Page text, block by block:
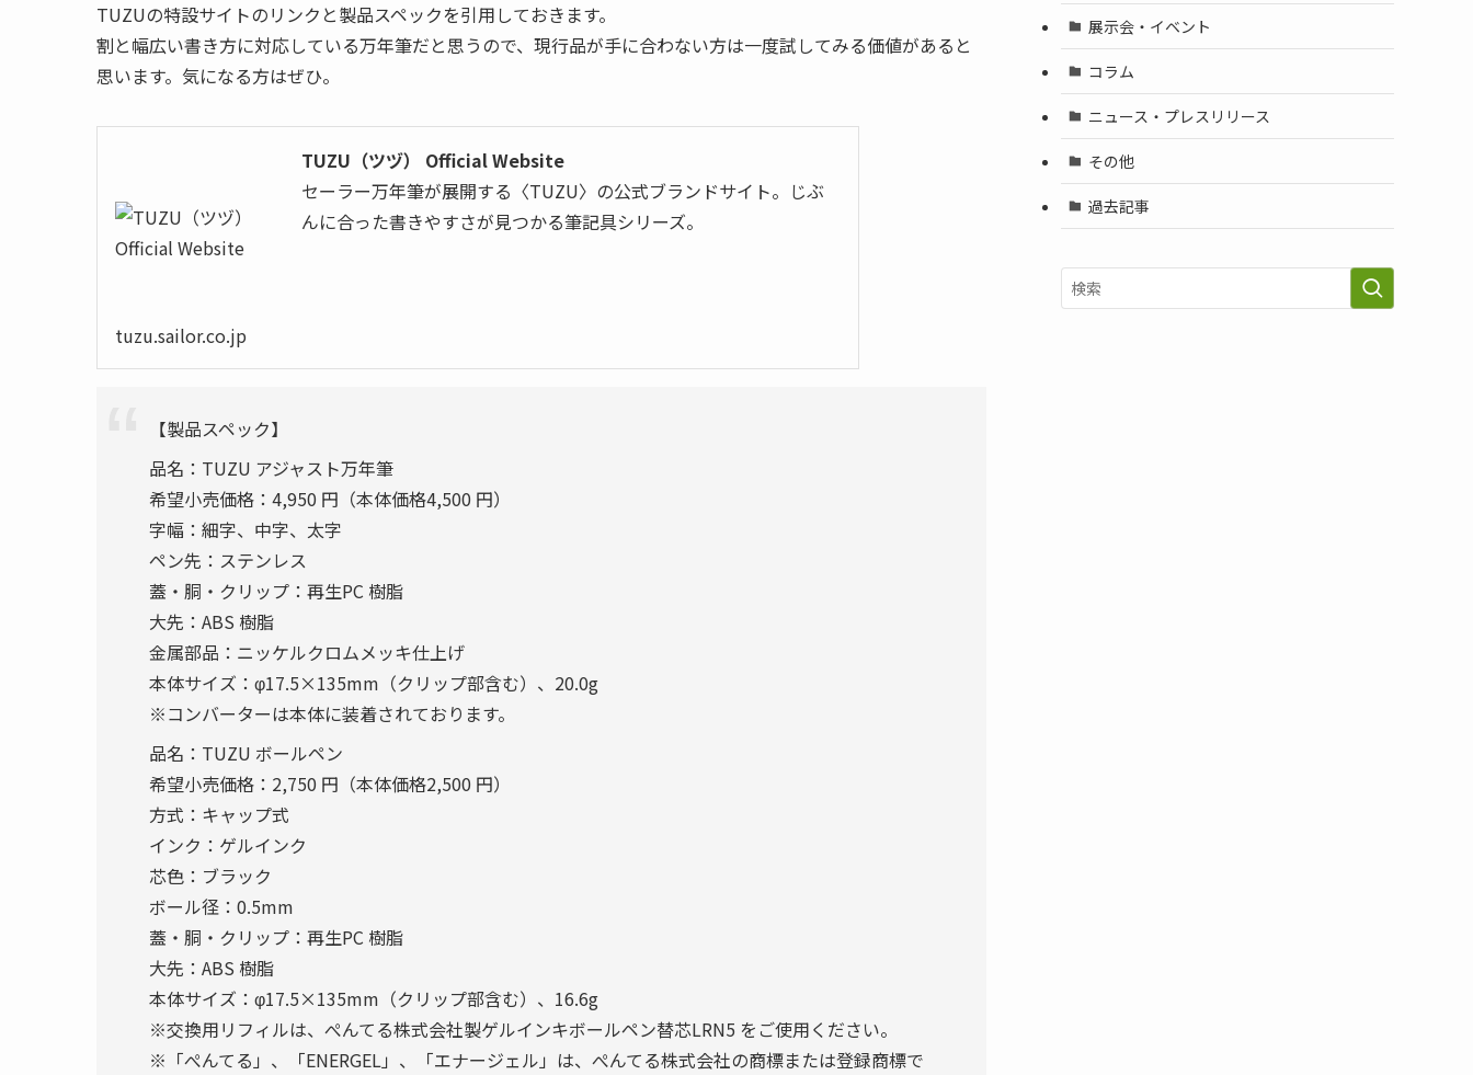
TUZUの特設サイトのリンクと製品スペックを引用しておきます。
割と幅広い書き方に対応している万年筆だと思うので、現行品が手に合わない方は一度試してみる価値があると
思います。気になる方はぜひ。
TUZU（ツヅ） Official Website
セーラー万年筆が展開する〈TUZU〉の公式ブランドサイト。じぶ
んに合った書きやすさが見つかる筆記具シリーズ。
tuzu.sailor.co.jp
【製品スペック】
品名：TUZU アジャスト万年筆
希望小売価格：4,950 円（本体価格4,500 円）
字幅：細字、中字、太字
ペン先：ステンレス
蓋・胴・クリップ：再生PC 樹脂
大先：ABS 樹脂
金属部品：ニッケルクロムメッキ仕上げ
本体サイズ：φ17.5×135mm（クリップ部含む）、20.0g
※コンバーターは本体に装着されております。
品名：TUZU ボールペン
希望小売価格：2,750 円（本体価格2,500 円）
方式：キャップ式
インク：ゲルインク
芯色：ブラック
ボール径：0.5mm
蓋・胴・クリップ：再生PC 樹脂
大先：ABS 樹脂
本体サイズ：φ17.5×135mm（クリップ部含む）、16.6g
※交換用リフィルは、ぺんてる株式会社製ゲルインキボールペン替芯LRN5 をご使用ください。
※「ぺんてる」、「ENERGEL」、「エナージェル」は、ぺんてる株式会社の商標または登録商標で
展示会・イベント
コラム
ニュース・プレスリリース
その他
過去記事